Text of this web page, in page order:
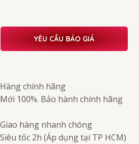
YÊU CẦU BÁO GIÁ
Hàng chính hãng
Mới 100%. Bảo hành chính hãng
Giao hàng nhanh chóng
Siêu tốc 2h (Áp dụng tại TP HCM)